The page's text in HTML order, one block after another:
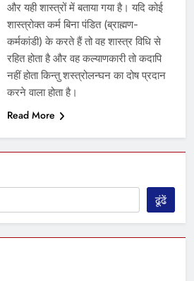
और यही शास्त्रों में बताया गया है। यदि कोई
शास्त्रोक्त कर्म बिना पंडित (ब्राह्मण-
कर्मकांडी) के करते हैं तो वह शास्त्र विधि से
रहित होता है और वह कल्याणकारी तो कदापि
नहीं होता किन्तु शस्त्रोलन्घन का दोष प्रदान
करने वाला होता है।
Read More
ढूंढें